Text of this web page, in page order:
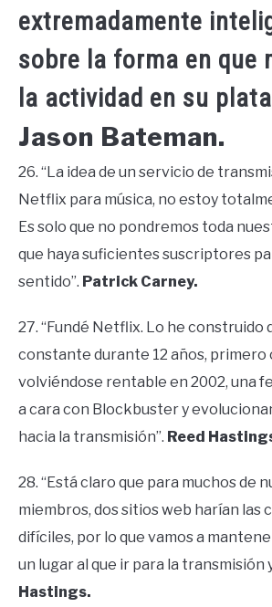
extremadamente
sobre la forma en que
la actividad en su
Jason Bateman.
26. “La idea de un servicio de
Netflix para música, no estoy
Es solo que no pondremos toda
que haya suficientes suscriptores
sentido”. Patrick Carney.
27. “Fundé Netflix. Lo he construido
constante durante 12 años, primero
volviéndose rentable en 2002, una
a cara con Blockbuster y
hacia la transmisión”. Reed
28. “Está claro que para muchos de
miembros, dos sitios web harían las
difíciles, por lo que vamos a
un lugar al que ir para la transmisión y
Hastings.